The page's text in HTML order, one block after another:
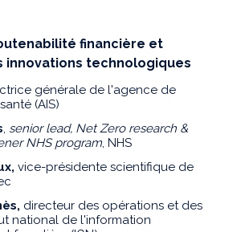
financière et
innovations technologiques
générale de l'agence de
(AIS)
senior lead, Net Zero research &
NHS program , NHS
, vice-présidente scientifique de
directeur des opérations et des
national de l'information